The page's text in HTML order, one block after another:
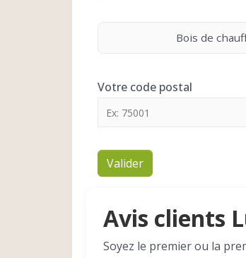
Bois de
Votre code postal
Valider
Avis clients
Soyez le premier ou la